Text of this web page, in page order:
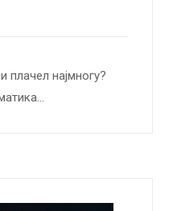
плачел најмногу?